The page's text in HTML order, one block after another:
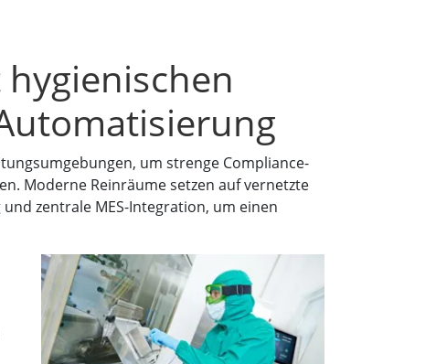
um strenge Compliance-
Moderne Reinräume setzen auf vernetzte
zentrale MES-Integration, um einen